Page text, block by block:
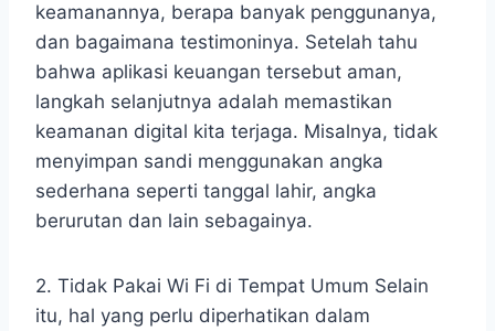
keamanannya, berapa banyak penggunanya,
dan bagaimana testimoninya. Setelah tahu
bahwa aplikasi keuangan tersebut aman,
langkah selanjutnya adalah memastikan
keamanan digital kita terjaga. Misalnya, tidak
menyimpan sandi menggunakan angka
sederhana seperti tanggal lahir, angka
berurutan dan lain sebagainya.
2. Tidak Pakai Wi Fi di Tempat Umum Selain
itu, hal yang perlu diperhatikan dalam